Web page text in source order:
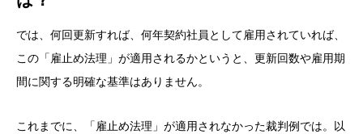
では、何回更新すれば、何年契約社員として雇用されていれば、
この「雇止め法理」が適用されるかというと、更新回数や雇用期
間に関する明確な基準はありません。
これまでに、「雇止め法理」が適用されなかった裁判例では。以